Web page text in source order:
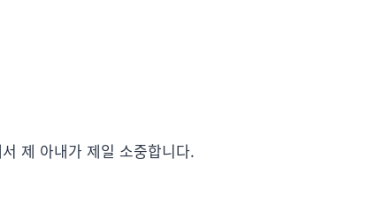
제 아내가 제일 소중합니다.